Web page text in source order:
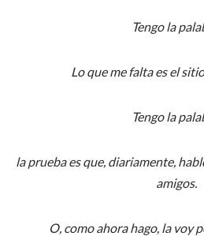
Tengo la
Lo que me falta es el
Tengo la
la prueba es que, diariamente,
amigos.
O, como ahora hago, la voy